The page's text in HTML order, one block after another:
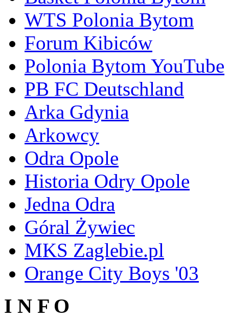
WTS Polonia Bytom
Forum Kibiców
Polonia Bytom YouTube
PB FC Deutschland
Arka Gdynia
Arkowcy
Odra Opole
Historia Odry Opole
Jedna Odra
Góral Żywiec
MKS Zaglebie.pl
Orange City Boys '03
I N F O